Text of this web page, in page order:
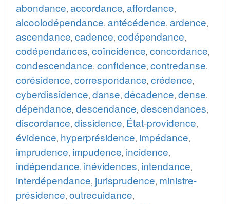
abondance, accordance, affordance,
alcoolodépendance, antécédence, ardence,
ascendance, cadence, codépendance,
codépendances, coïncidence, concordance,
condescendance, confidence, contredanse,
corésidence, correspondance, crédence,
cyberdissidence, danse, décadence, dense,
dépendance, descendance, descendances,
discordance, dissidence, État-providence,
évidence, hyperprésidence, impédance,
imprudence, impudence, incidence,
indépendance, inévidences, intendance,
interdépendance, jurisprudence, ministre-
présidence, outrecuidance,